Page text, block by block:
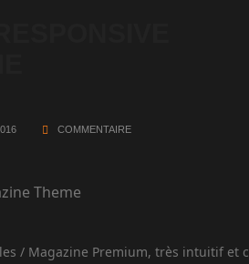
COMMENTAIRE
/ Magazine Premium, très intuitif et